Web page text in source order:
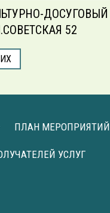
ДОСУГОВЫЙ
52
ПЛАН МЕРОПРИЯТИЙ
УСЛУГ